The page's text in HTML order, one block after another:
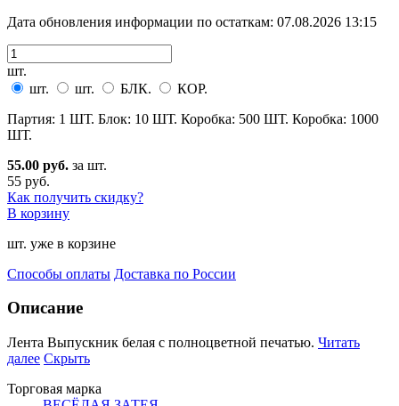
Дата обновления информации по остаткам: 07.08.2026 13:15
шт.
шт.
шт. БЛК.
КОР.
Партия: 1 ШТ. Блок: 10 ШТ. Коробка: 500 ШТ. Коробка: 1000
ШТ.
55.00 руб. за шт.
55 руб.
Как получить скидку?
В корзину
шт. уже в корзине
Способы оплаты Доставка по России
Описание
Лента Выпускник белая с полноцветной печатью. Читать
далее Скрыть
Торговая марка